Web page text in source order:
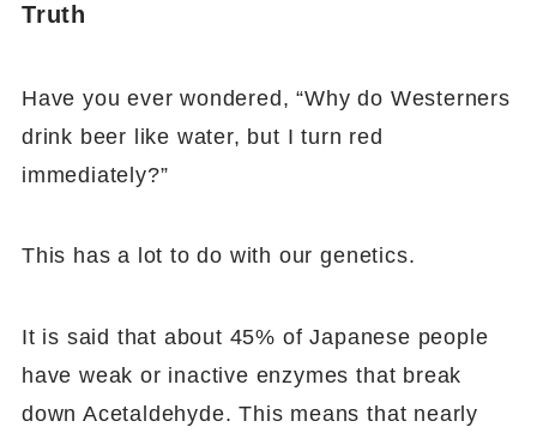
Truth
Have you ever wondered, “Why do Westerners
drink beer like water, but I turn red
immediately?”
This has a lot to do with our genetics.
It is said that about 45% of Japanese people
have weak or inactive enzymes that break
down Acetaldehyde. This means that nearly